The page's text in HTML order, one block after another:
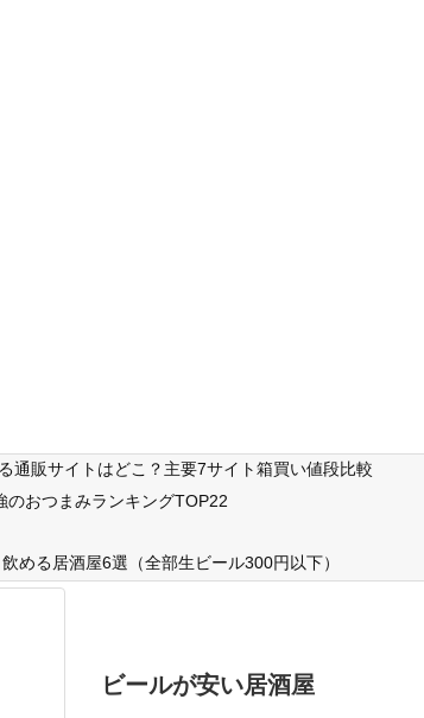
通販サイトはどこ？主要7サイト箱買い値段比較
のおつまみランキングTOP22
める居酒屋6選（全部生ビール300円以下）
ビールが安い居酒屋